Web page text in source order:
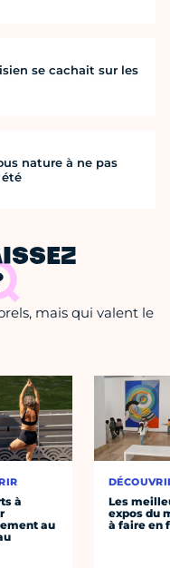
se cachait sur les
nature à ne pas
mais qui valent le
à
au
Les
expos du
à faire en